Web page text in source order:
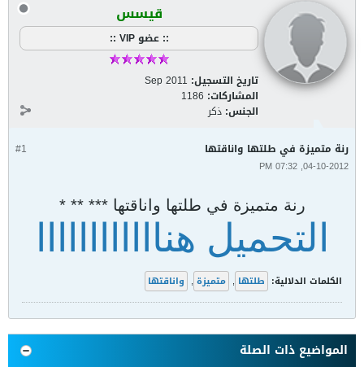
قيسس
:: عضو VIP ::
تاريخ التسجيل: Sep 2011
المشاركات: 1186
الجنس: ذكر
#1 رنة متميزة في طلتها واناقتها
04-10-2012, 07:32 PM
رنة متميزة في طلتها واناقتها *** ** *
التحميل هناااااااااااا
الكلمات الدلالية: طلتها , متميزة , واناقتها
المواضيع ذات الصلة